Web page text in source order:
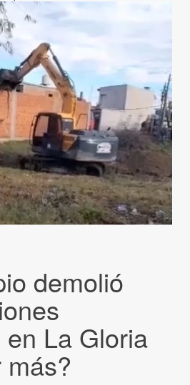
demolió
La Gloria
más?